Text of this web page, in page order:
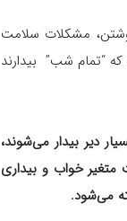
مشکلات سلامت
“تمام شب” بیدارند
دیر بیدار می‌شوند،
خواب و بیداری
می‌شود.